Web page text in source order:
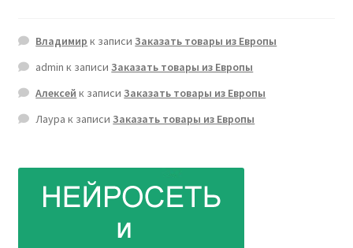
Владимир к записиЗаказать товары из Европы
admin к записиЗаказать товары из Европы
Алексей к записиЗаказать товары из Европы
Лаура к записиЗаказать товары из Европы